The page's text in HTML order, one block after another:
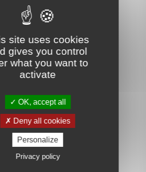
site uses cookies
gives you control
what you want to
activate
OK, accept all
Deny all cookies
Personalize
Privacy policy